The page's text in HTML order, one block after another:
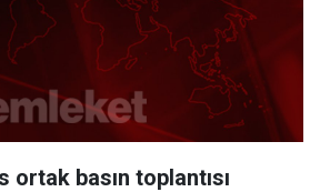
ortak basın toplantısı